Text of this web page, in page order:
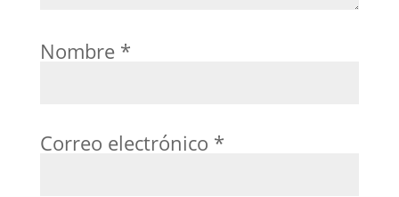
Nombre *
Correo electrónico *